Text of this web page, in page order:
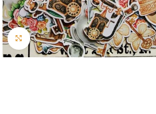
Click to enlarge